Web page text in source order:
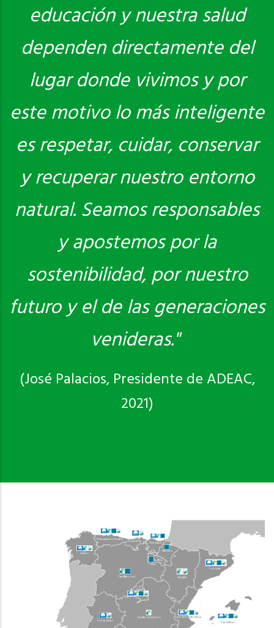
educación y nuestra salud
dependen directamente del
lugar donde vivimos y por
este motivo lo más inteligente
es respetar, cuidar, conservar
y recuperar nuestro entorno
natural. Seamos responsables
y apostemos por la
sostenibilidad, por nuestro
futuro y el de las generaciones
venideras."
(José Palacios, Presidente de ADEAC,
2021)